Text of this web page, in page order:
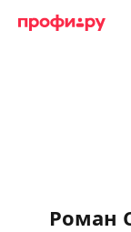
Роман